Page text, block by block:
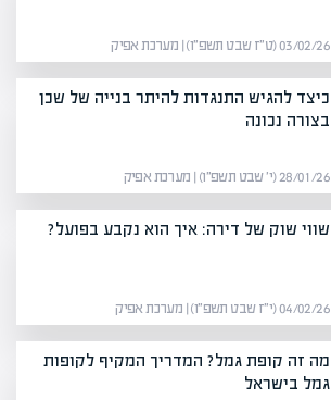
03/02/26 (ט״ז שבט תשפ״ו) | מערכת אפיק
כיצד להגיש התנגדות להיתר בנייה של שכן
בצורה נכונה
28/01/26 (י׳ שבט תשפ״ו) | מערכת אפיק
שווי שוק של דירה: איך הוא נקבע בפועל?
04/02/26 (י״ז שבט תשפ״ו) | מערכת אפיק
מה זה קופת גמל? המדריך המקיף לקופות
גמל בישראל